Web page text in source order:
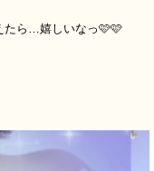
たら…嬉しいなっ🩷🩷